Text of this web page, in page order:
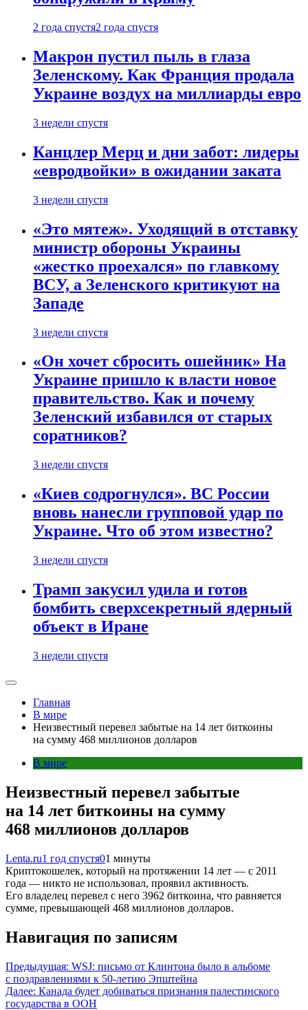
2 года спустя2 года спустя
Макрон пустил пыль в глаза
Зеленскому. Как Франция продала
Украине воздух на миллиарды евро
3 недели спустя
Канцлер Мерц и дни забот: лидеры
«евродвойки» в ожидании заката
3 недели спустя
«Это мятеж». Уходящий в отставку
министр обороны Украины
«жестко проехался» по главкому
ВСУ, а Зеленского критикуют на
Западе
3 недели спустя
«Он хочет сбросить ошейник» На
Украине пришло к власти новое
правительство. Как и почему
Зеленский избавился от старых
соратников?
3 недели спустя
«Киев содрогнулся». ВС России
вновь нанесли групповой удар по
Украине. Что об этом известно?
3 недели спустя
Трамп закусил удила и готов
бомбить сверхсекретный ядерный
объект в Иране
3 недели спустя
Главная
В мире
Неизвестный перевел забытые на 14 лет биткоины
на сумму 468 миллионов долларов
В мире
Неизвестный перевел забытые
на 14 лет биткоины на сумму
468 миллионов долларов
Lenta.ru1 год спустя01 минуты
Криптокошелек, который на протяжении 14 лет — с 2011
года — никто не использовал, проявил активность.
Его владелец перевел с него 3962 биткоина, что равняется
сумме, превышающей 468 миллионов долларов.
Навигация по записям
Предыдущая: WSJ: письмо от Клинтона было в альбоме
с поздравлениями к 50-летию Эпштейна
Далее: Канада будет добиваться признания палестинского
государства в ООН